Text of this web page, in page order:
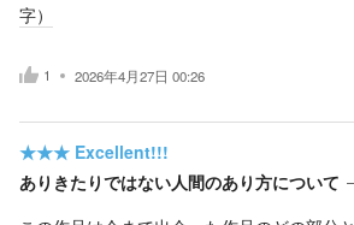
字）
1 2026年4月27日 00:26
★★★ Excellent!!!
ありきたりではない人間のあり方について